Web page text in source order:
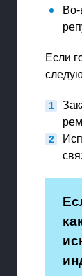
Если